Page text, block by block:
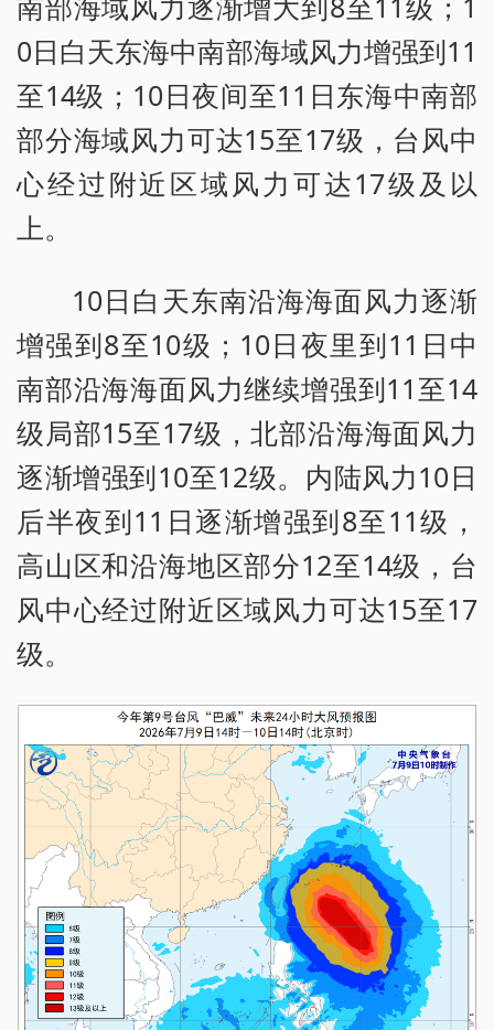
0日白天东海中南部海域风力增强到11
至14级；10日夜间至11日东海中南部
部分海域风力可达15至17级，台风中
心经过附近区域风力可达17级及以
上。
10日白天东南沿海海面风力逐渐
增强到8至10级；10日夜里到11日中
南部沿海海面风力继续增强到11至14
级局部15至17级，北部沿海海面风力
逐渐增强到10至12级。内陆风力10日
后半夜到11日逐渐增强到8至11级，
高山区和沿海地区部分12至14级，台
风中心经过附近区域风力可达15至17
级。